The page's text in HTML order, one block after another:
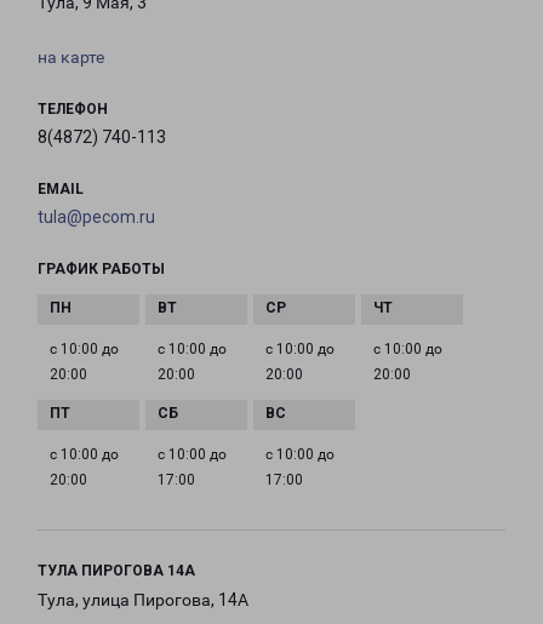
на карте
ТЕЛЕФОН
8(4872) 740-113
EMAIL
tula@pecom.ru
ГРАФИК РАБОТЫ
с 10:00 до
20:00
с 10:00 до
20:00
с 10:00 до
20:00
с 10:00 до
20:00
с 10:00 до
20:00
с 10:00 до
17:00
с 10:00 до
17:00
ТУЛА ПИРОГОВА 14А
Тула, улица Пирогова, 14А